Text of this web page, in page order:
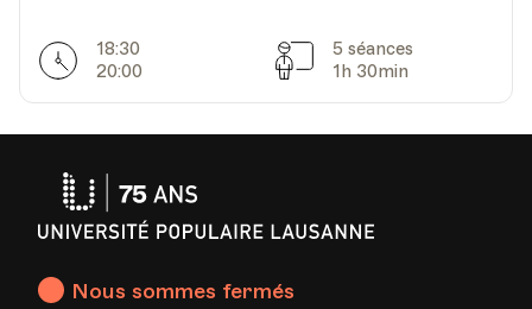
Date08.12.2022 Heure
19.30
Lieu
HEP - Haute Ecole Pédagogique - Salle 712
1005, Lausanne
Av. de Cour 33
Horarires
18:30
20:00
Séances
5 séances
1h 30min
Nous sommes fermés